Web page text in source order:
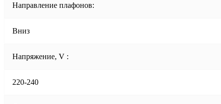
Направление плафонов:
Вниз
Напряжение, V :
220-240